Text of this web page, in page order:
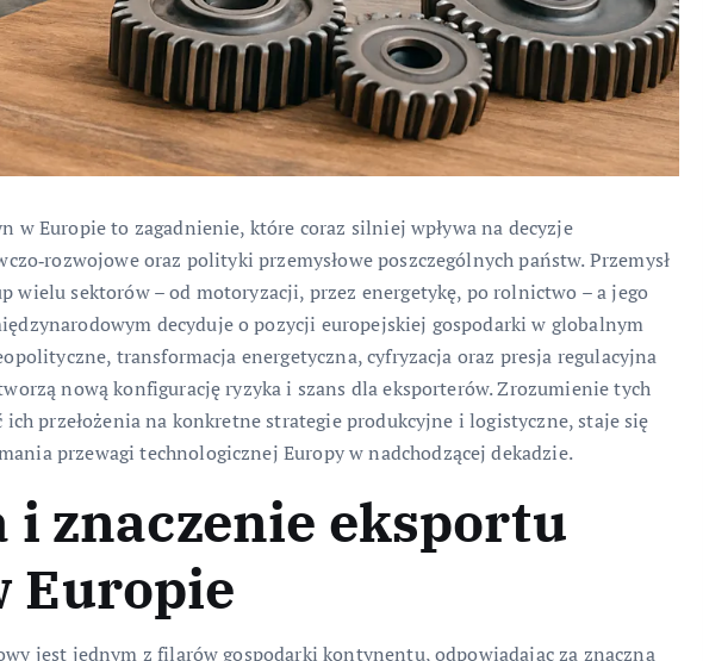
w Europie to zagadnienie, które coraz silniej wpływa na decyzje
oraz polityki przemysłowe poszczególnych państw. Przemysł
wielu sektorów – od motoryzacji, przez energetykę, po rolnictwo – a jego
decyduje o pozycji europejskiej gospodarki w globalnym
transformacja energetyczna, cyfryzacja oraz presja regulacyjna
nową konfigurację ryzyka i szans dla eksporterów. Zrozumienie tych
przełożenia na konkretne strategie produkcyjne i logistyczne, staje się
przewagi technologicznej Europy w nadchodzącej dekadzie.
znaczenie eksportu
Europie
jest jednym z filarów gospodarki kontynentu, odpowiadając za znaczną